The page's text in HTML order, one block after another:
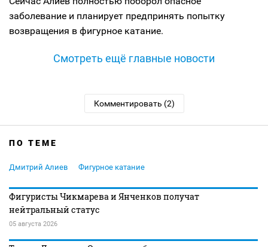
заболевание и планирует предпринять попытку
возвращения в фигурное катание.
Смотреть ещё главные новости
Комментировать (2)
ПО ТЕМЕ
Дмитрий Алиев Фигурное катание
Фигуристы Чикмарева и Янченков получат
нейтральный статус
05 августа 2026